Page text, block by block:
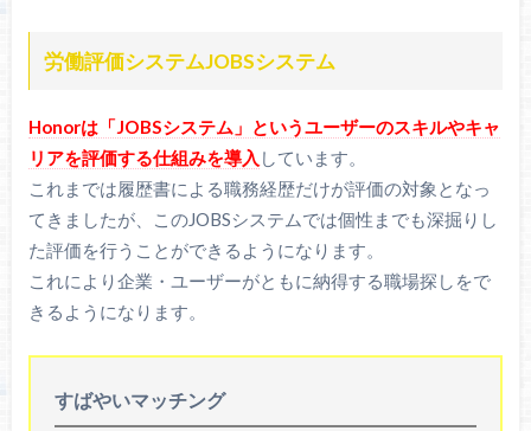
労働評価システムJOBSシステム
Honorは「JOBSシステム」というユーザーのスキルやキャ
リアを評価する仕組みを導入 しています。
これまでは履歴書による職務経歴だけが評価の対象となっ
てきましたが、このJOBSシステムでは個性までも深掘りし
た評価を行うことができるようになります。
これにより企業・ユーザーがともに納得する職場探しをで
きるようになります。
すばやいマッチング